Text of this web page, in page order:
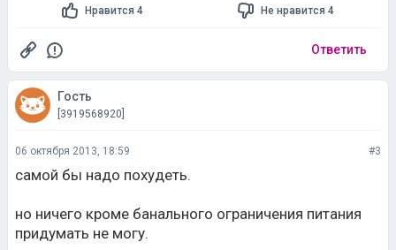
Нравится 4 Не нравится 4
Ответить
Гость
[3919568920]
06 октября 2013, 18:59 #3
самой бы надо похудеть.
но ничего кроме банального ограничения питания
придумать не могу.